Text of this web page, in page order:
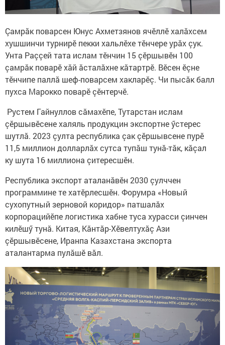
Çамрăк поварсен Юнус Ахметзянов ячӗллӗ халăхсем
хушшинчи турнирӗ пекки хальлӗхе тӗнчере урăх çук.
Унта Раççей тата ислам тӗнчин 15 çӗршывӗн 100
çамрăк поварӗ хăй ăсталăхне кăтартрӗ. Вӗсен ӗçне
тӗнчипе паллă шеф-поварсем хакларӗç. Чи пысăк балл
пухса Марокко поварӗ çӗнтерчӗ.
Рустем Гайнуллов сăмахӗпе, Тутарстан ислам
çӗршывӗсене халяль продукцин экспортне ӳстерес
шутлă. 2023 çулта республика çак çӗршывсене пурӗ
11,5 миллион долларлăх сутса тупăш тунă-тăк, кăçал
ку шута 16 миллиона çитересшӗн.
Республика экспорт аталанăвӗн 2030 çулччен
программине те хатӗрлесшӗн. Форумра «Новый
сухопутный зерновой коридор» патшалăх
корпорацийӗпе логистика хабне туса хурасси çинчен
килӗшӳ тунă. Китая, Кăнтăр-Хӗвелтухăç Ази
çӗршывӗсене, Иранпа Казахстана экспорта
аталантарма пулăшӗ вăл.